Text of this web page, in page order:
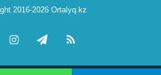
2016-2026 Ortalyq.kz
InstagramTelegram